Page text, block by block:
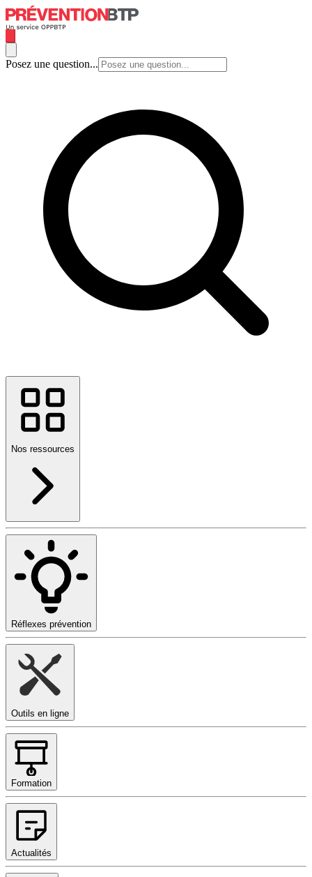
Posez une question...
Nos ressources
Réflexes prévention
Outils en ligne
Formation
Actualités